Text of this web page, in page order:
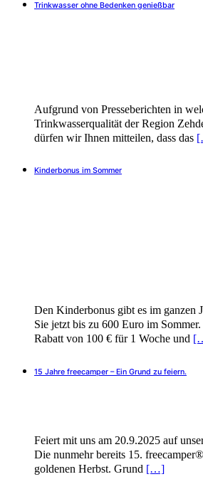
Trinkwasser ohne Bedenken genießbar
Aufgrund von Presseberichten in
Trinkwasserqualität der Region
dürfen wir Ihnen mitteilen, dass das
Kinderbonus im Sommer
Den Kinderbonus gibt es im ganzen
Sie jetzt bis zu 600 Euro im
Rabatt von 100 € für 1 Woche und
15 Jahre freecamper – Ein Grund zu feiern.
Feiert mit uns am 20.9.2025 auf
Die nunmehr bereits 15.
goldenen Herbst. Grund […]